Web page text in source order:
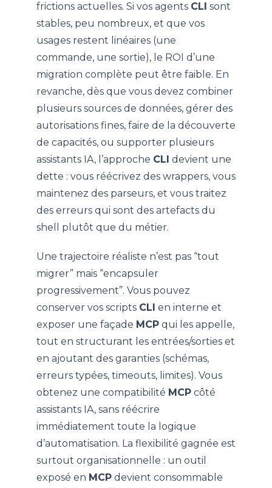
frictions actuelles. Si vos agents CLI sont
stables, peu nombreux, et que vos
usages restent linéaires (une
commande, une sortie), le ROI d’une
migration complète peut être faible. En
revanche, dès que vous devez combiner
plusieurs sources de données, gérer des
autorisations fines, faire de la découverte
de capacités, ou supporter plusieurs
assistants IA, l’approche CLI devient une
dette : vous réécrivez des wrappers, vous
maintenez des parseurs, et vous traitez
des erreurs qui sont des artefacts du
shell plutôt que du métier.
Une trajectoire réaliste n’est pas “tout
migrer” mais “encapsuler
progressivement”. Vous pouvez
conserver vos scripts CLI en interne et
exposer une façade MCP qui les appelle,
tout en structurant les entrées/sorties et
en ajoutant des garanties (schémas,
erreurs typées, timeouts, limites). Vous
obtenez une compatibilité MCP côté
assistants IA, sans réécrire
immédiatement toute la logique
d’automatisation. La flexibilité gagnée est
surtout organisationnelle : un outil
exposé en MCP devient consommable